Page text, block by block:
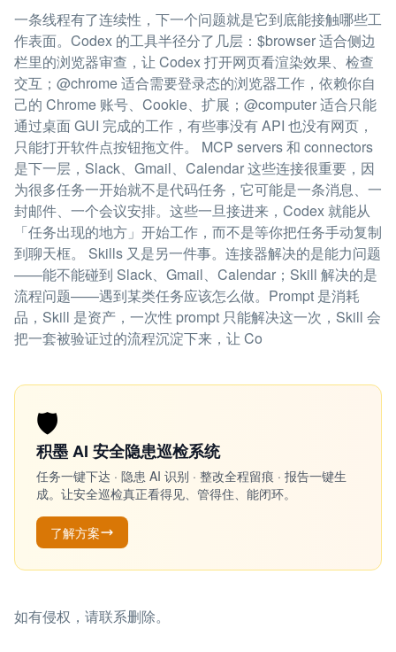
一条线程有了连续性，下一个问题就是它到底能接触哪些工
作表面。Codex 的工具半径分了几层：$browser 适合侧边
栏里的浏览器审查，让 Codex 打开网页看渲染效果、检查
交互；@chrome 适合需要登录态的浏览器工作，依赖你自
己的 Chrome 账号、Cookie、扩展；@computer 适合只能
通过桌面 GUI 完成的工作，有些事没有 API 也没有网页，
只能打开软件点按钮拖文件。 MCP servers 和 connectors
是下一层，Slack、Gmail、Calendar 这些连接很重要，因
为很多任务一开始就不是代码任务，它可能是一条消息、一
封邮件、一个会议安排。这些一旦接进来，Codex 就能从
「任务出现的地方」开始工作，而不是等你把任务手动复制
到聊天框。 Skills 又是另一件事。连接器解决的是能力问题
——能不能碰到 Slack、Gmail、Calendar；Skill 解决的是
流程问题——遇到某类任务应该怎么做。Prompt 是消耗
品，Skill 是资产，一次性 prompt 只能解决这一次，Skill 会
把一套被验证过的流程沉淀下来，让 Co
🛡️
积墨 AI 安全隐患巡检系统
任务一键下达 · 隐患 AI 识别 · 整改全程留痕 · 报告一键生
成。让安全巡检真正看得见、管得住、能闭环。
了解方案
如有侵权，请联系删除。